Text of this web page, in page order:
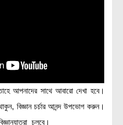
আপনাদের সাথে আবারো দেখা হবে।
বিজ্ঞান চর্চার আনন্দ উপভোগ করুন।